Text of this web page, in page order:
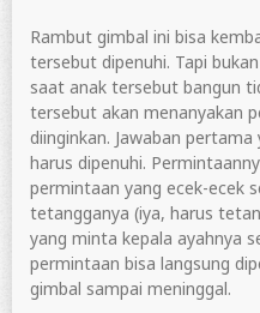
Rambut gimbal ini bisa
tersebut dipenuhi. Tapi
saat anak tersebut bangun
tersebut akan menanyakan
diinginkan. Jawaban
harus dipenuhi.
permintaan yang ecek-ecek
tetangganya (iya, harus
yang minta kepala ayahnya
permintaan bisa langsung
gimbal sampai meninggal.